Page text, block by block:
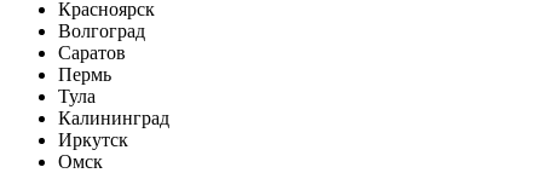
Красноярск
Волгоград
Саратов
Пермь
Тула
Калининград
Иркутск
Омск